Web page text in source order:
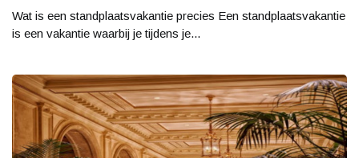
Wat is een standplaatsvakantie precies Een standplaatsvakantie
is een vakantie waarbij je tijdens je...